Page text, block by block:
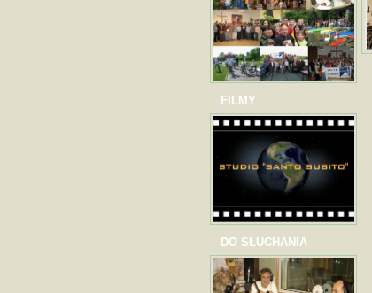
FILMY
DO SŁUCHANIA